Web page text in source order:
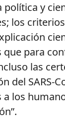
política y
los
que para
las
del SARS-
a los